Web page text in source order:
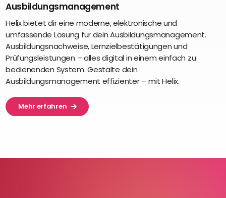
Ausbildungsmanagement
Helix bietet dir eine moderne, elektronische und
umfassende Lösung für dein Ausbildungsmanagement.
Ausbildungsnachweise, Lernzielbestätigungen und
Prüfungsleistungen – alles digital in einem einfach zu
bedienenden System. Gestalte dein
Ausbildungsmanagement effizienter – mit Helix.
Mehr erfahren